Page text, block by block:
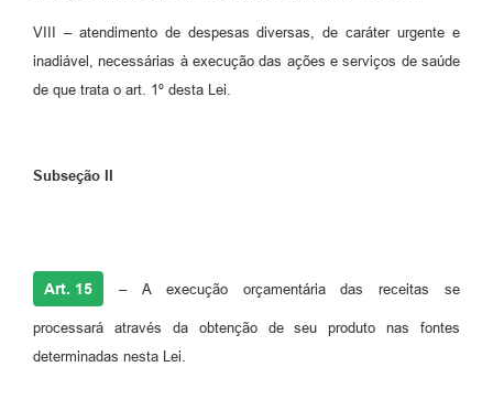
VIII – atendimento de despesas diversas, de caráter urgente e
inadiável, necessárias à execução das ações e serviços de saúde
de que trata o art. 1º desta Lei.
Subseção II
Art. 15 – A execução orçamentária das receitas se
processará através da obtenção de seu produto nas fontes
determinadas nesta Lei.